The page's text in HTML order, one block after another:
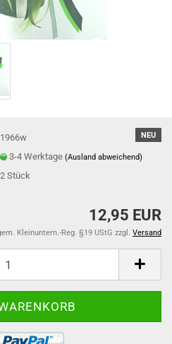
NEU
1966w
3-4 Werktage(Ausland abweichend)
2Stück
12,95 EUR
Kleinuntern.-Reg. §19 UStG zzgl. Versand